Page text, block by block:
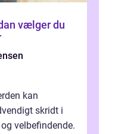
kan
skridt i
velbefindende.